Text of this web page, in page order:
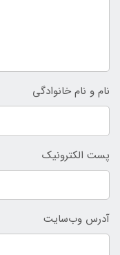
نام و نام خانوادگی
پست الکترونیک
آدرس وب‌سایت